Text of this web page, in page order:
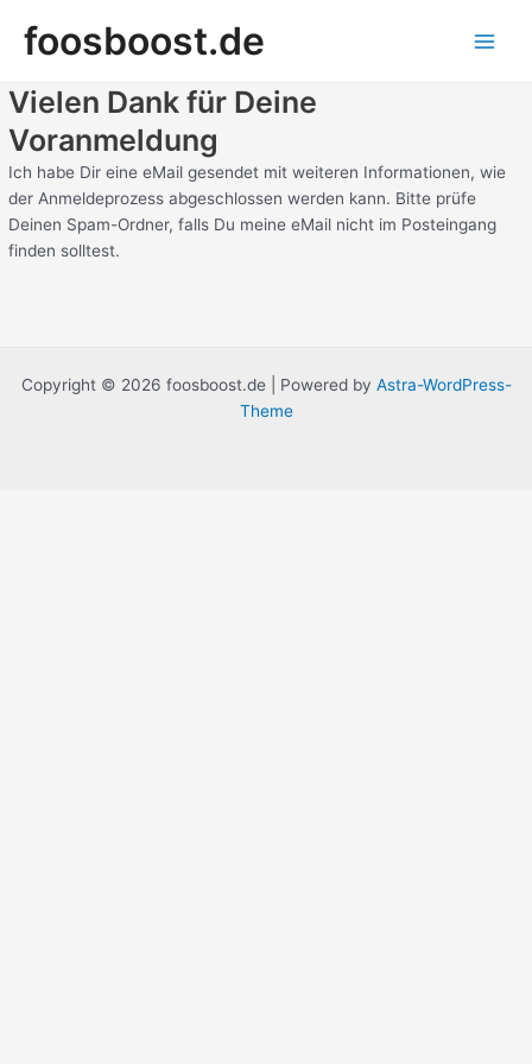
Inhaltfoosboost.de
Vielen Dank für Deine
Voranmeldung
Ich habe Dir eine eMail gesendet mit weiteren Informationen, wie
der Anmeldeprozess abgeschlossen werden kann. Bitte prüfe
Deinen Spam-Ordner, falls Du meine eMail nicht im Posteingang
finden solltest.
Copyright © 2026 foosboost.de | Powered by Astra-WordPress-
Theme